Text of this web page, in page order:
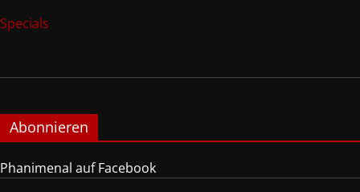
Specials
Abonnieren
Phanimenal auf Facebook